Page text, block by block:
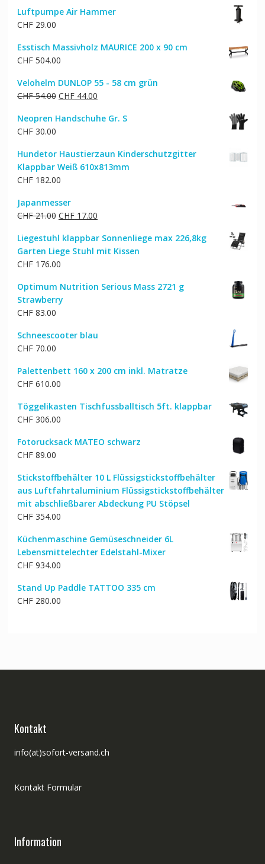
Luftpumpe Air Hammer
CHF29.00
Esstisch Massivholz MAURICE 200 x 90 cm
CHF504.00
Velohelm DUNLOP 55 - 58 cm grün
CHF54.00 Ursprünglicher
war:
CHF44.00Aktueller
ist:
Neopren Handschuhe Gr. S
CHF30.00
Hundetor Haustierzaun Kinderschutzgitter
Klappbar Weiß 610x813mm
CHF182.00
Japanmesser
CHF21.00 Ursprünglicher
war:
CHF 21.00
CHF17.00Aktueller
ist:
CHF 17.00.
Liegestuhl klappbar Sonnenliege max 226,8kg
Garten Liege Stuhl mit Kissen
CHF176.00
Optimum Nutrition Serious Mass 2721 g
Strawberry
CHF83.00
Schneescooter blau
CHF70.00
Palettenbett 160 x 200 cm inkl. Matratze
CHF610.00
Töggelikasten Tischfussballtisch 5ft. klappbar
CHF306.00
Fotorucksack MATEO schwarz
CHF89.00
Stickstoffbehälter 10 L Flüssigstickstoffbehälter
aus Luftfahrtaluminium Flüssigstickstoffbehälter
mit abschließbarer Abdeckung PU Stöpsel
CHF354.00
Küchenmaschine Gemüseschneider 6L
Lebensmittelechter Edelstahl-Mixer
CHF934.00
Stand Up Paddle TATTOO 335 cm
CHF280.00
Kontakt
info(at)sofort-versand.ch
Kontakt Formular
Information